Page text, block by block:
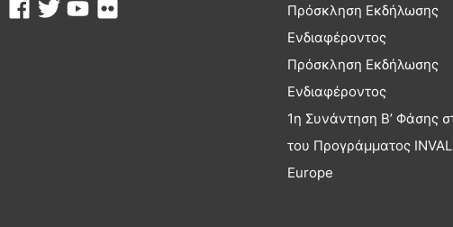
Πρόσκληση Εκδήλωσης
Ενδιαφέροντος
Πρόσκληση Εκδήλωσης
Ενδιαφέροντος
1η Συνάντηση Β’ Φάσης
του Προγράμματος
Europe